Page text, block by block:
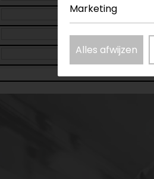
Marketing
Alles afwijzen